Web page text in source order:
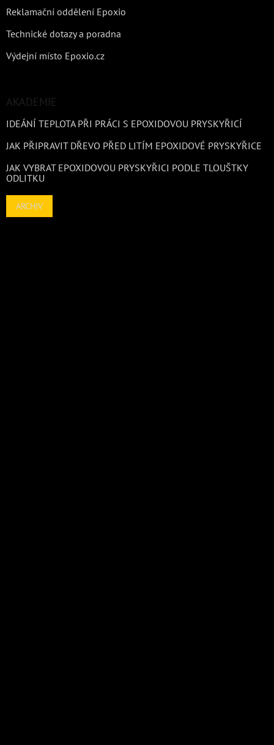
Reklamační oddělení Epoxio
Technické dotazy a poradna
Výdejní místo Epoxio.cz
AKADEMIE
IDEÁNÍ TEPLOTA PŘI PRÁCI S EPOXIDOVOU PRYSKYŘICÍ
JAK PŘIPRAVIT DŘEVO PŘED LITÍM EPOXIDOVÉ PRYSKYŘICE
JAK VYBRAT EPOXIDOVOU PRYSKYŘICI PODLE TLOUŠTKY
ODLITKU
ARCHIV